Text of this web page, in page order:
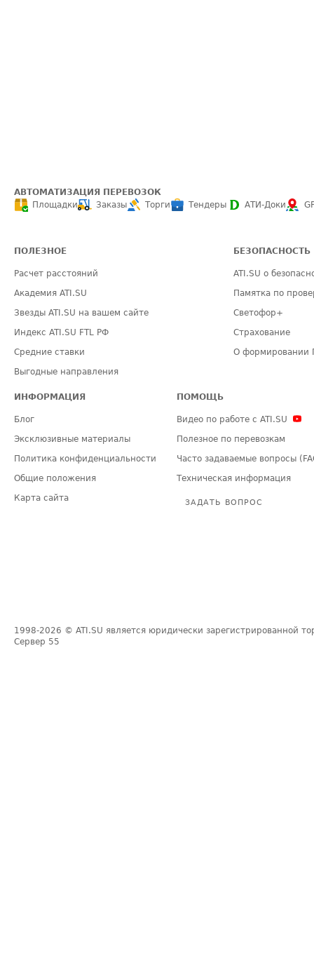
АВТОМАТИЗАЦИЯ ПЕРЕВОЗОК
Площадки
Заказы Торги Тендеры АТИ-Доки
ПОЛЕЗНОЕ
Расчет расстояний
Академия ATI.SU
Звезды ATI.SU на вашем сайте
Индекс ATI.SU FTL РФ
Средние ставки
Выгодные направления
БЕЗОПАСНОСТЬ
ATI.SU о
Памятка по
Светофор+
Страхование
О формировании
ИНФОРМАЦИЯ
Блог
Эксклюзивные материалы
Политика конфиденциальности
Общие положения
Карта сайта
ПОМОЩЬ
Видео по работе с ATI.SU
Полезное по перевозкам
Часто задаваемые вопросы
Техническая информация
ЗАДАТЬ ВОПРОС
1998-2026 © ATI.SU является юридически зарегистрированной
Сервер 55